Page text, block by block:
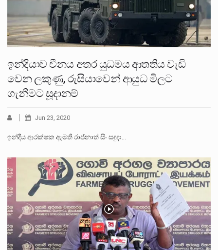
ඉන්දියාව චීනය අතර යුධමය ආතතිය වැඩි
වෙන ලකුණු, රුසියාවෙන් ආයුධ මිලට
ගැනීමට සූදානම්
Jun 23, 2020
ඉන්දීය ආරක්ෂක ඇමති රාජ්නාත් සිං සඳුදා…